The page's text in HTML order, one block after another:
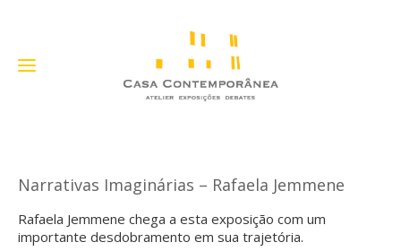
Narrativas Imaginárias – Rafaela Jemmene
Rafaela Jemmene chega a esta exposição com um
importante desdobramento em sua trajetória.